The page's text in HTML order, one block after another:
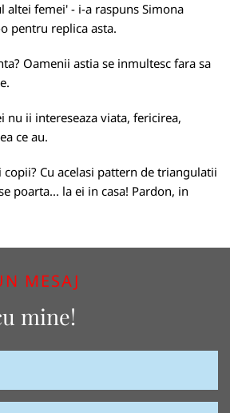
altei femei' - i-a raspuns Simona
pentru replica asta.
Oamenii astia se inmultesc fara sa
nu ii intereseaza viata, fericirea,
ce au.
copii? Cu acelasi pattern de triangulatii
poarta... la ei in casa! Pardon, in
MESAJ
mine!